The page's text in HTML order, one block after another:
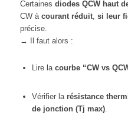
Certaines diodes QCW haut
CW à courant réduit, si leur
précise.
→ Il faut alors :
Lire la courbe “CW vs
Vérifier la résistance
de jonction (Tj max).